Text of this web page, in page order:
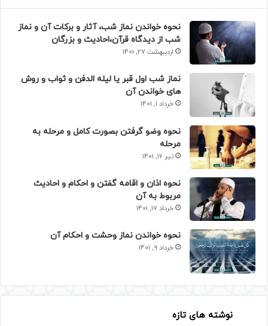
نحوه خواندن نماز شب، آثار و برکات آن و نماز
شب از دیدگاه قرآن،احادیث و بزرگان
اردیبهشت 27, 1401
نماز شب اول قبر یا لیله الدفن و ثواب و روش
های خواندن آن
خرداد 1, 1401
نحوه وضو گرفتن بصورت کامل و مرحله به
مرحله
تیر 16, 1401
نحوه اذان و اقامه گفتن و احکام و احادیث
مربوط به آن
خرداد 17, 1401
نحوه خواندن نماز وحشت و احکام آن
خرداد 9, 1401
نوشته های تازه